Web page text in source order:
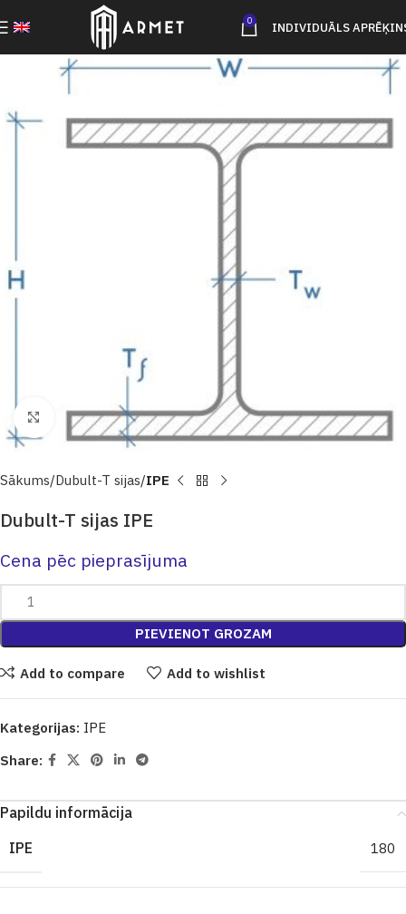
0 INDIVIDUĀLS
Click to enlarge
Sākums Dubult-T sijas IPE
Dubult-T sijas IPE
Cena pēc pieprasījuma
PIEVIENOT GROZAM
Add to compare Add to wishlist
Kategorijas: IPE
Share:
Papildu informācija
IPE
180